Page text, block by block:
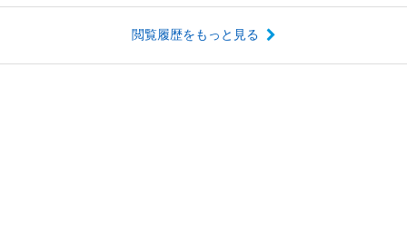
閲覧履歴をもっと見る